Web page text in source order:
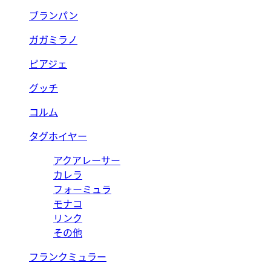
ブランパン
ガガミラノ
ピアジェ
グッチ
コルム
タグホイヤー
アクアレーサー
カレラ
フォーミュラ
モナコ
リンク
その他
フランクミュラー